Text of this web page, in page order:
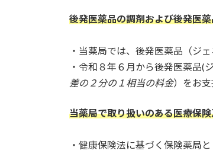
後発医薬品の調剤および後発医
・当薬局では、後発医薬品（ジ
・令和８年６月から後発医薬品(
差の２分の１相当の料金）をお
当薬局で取り扱いのある医療保
・健康保険法に基づく保険薬局